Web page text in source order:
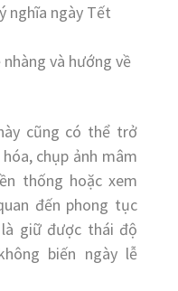
nghĩa ngày Tết
và hướng về
cũng có thể trở
chụp ảnh mâm
thống hoặc xem
đến phong tục
giữ được thái độ
biến ngày lễ